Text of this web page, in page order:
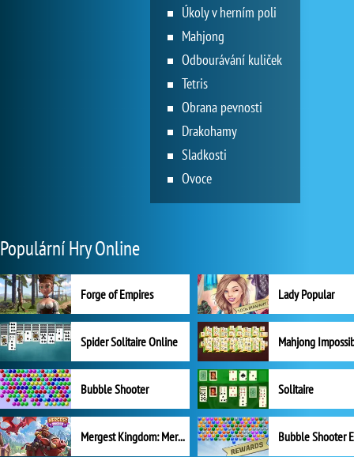
Úkoly v herním poli
Mahjong
Odbourávání kuliček
Tetris
Obrana pevnosti
Drakohamy
Sladkosti
Ovoce
Populární Hry Online
Forge of Empires Lady Popular
Spider Solitaire Online Mahjong
Bubble Shooter Solitaire
Mergest Kingdom: Merge Puzzle